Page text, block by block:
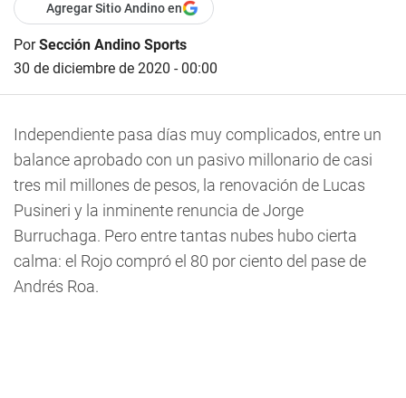
Agregar Sitio Andino en
PorSección Andino Sports
30 de diciembre de 2020 - 00:00
Independiente pasa días muy complicados, entre un
balance aprobado con un pasivo millonario de casi
tres mil millones de pesos, la renovación de Lucas
Pusineri y la inminente renuncia de Jorge
Burruchaga. Pero entre tantas nubes hubo cierta
calma: el Rojo compró el 80 por ciento del pase de
Andrés Roa.